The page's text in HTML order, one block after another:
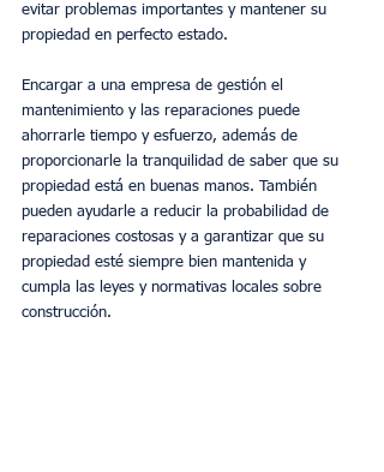
evitar problemas importantes y mantener su
propiedad en perfecto estado.
Encargar a una empresa de gestión el
mantenimiento y las reparaciones puede
ahorrarle tiempo y esfuerzo, además de
proporcionarle la tranquilidad de saber que su
propiedad está en buenas manos. También
pueden ayudarle a reducir la probabilidad de
reparaciones costosas y a garantizar que su
propiedad esté siempre bien mantenida y
cumpla las leyes y normativas locales sobre
construcción.